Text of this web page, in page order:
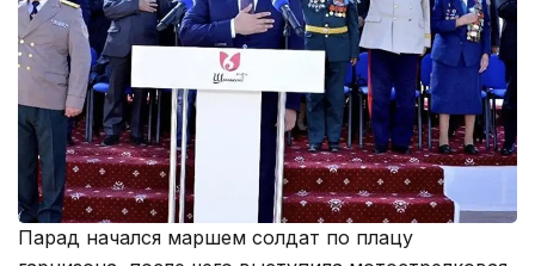
Парад начался маршем солдат по плацу